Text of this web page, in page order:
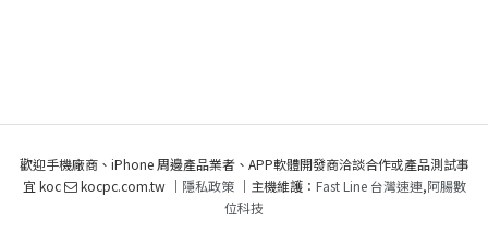
歡迎手機廠商、iPhone 周邊產品業者、APP軟體開發商洽談合作或產品測試事
宜 koc
kocpc.com.tw ｜ 隱私政策｜主機維護： Fast Line 台灣速連,阿腸數
位科技